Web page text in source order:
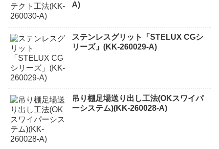
A)
ステンレスグリット「STELUX CGシ
リーズ」(KK-260029-A)
吊り棚足場送り出し工法(OKスワイパ
ーシステム)(KK-260028-A)